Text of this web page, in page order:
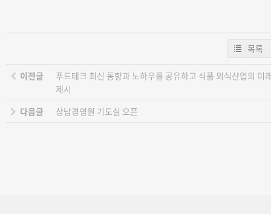
목록
이전글
푸드테크 최신 동향과 노하우를 공유하고 식품 외식산업의 미
제시
다음글
상남경영원 기도실 오픈